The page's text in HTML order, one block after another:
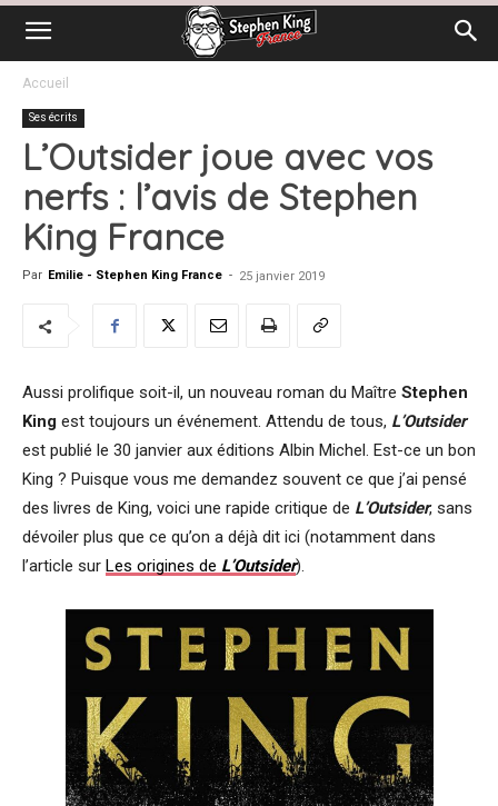
Accueil
Ses écrits
L’Outsider joue avec vos
nerfs : l’avis de Stephen
King France
Par Emilie - Stephen King France - 25 janvier 2019
Aussi prolifique soit-il, un nouveau roman du Maître Stephen
King est toujours un événement. Attendu de tous, L’Outsider
est publié le 30 janvier aux éditions Albin Michel. Est-ce un bon
King ? Puisque vous me demandez souvent ce que j’ai pensé
des livres de King, voici une rapide critique de L’Outsider, sans
dévoiler plus que ce qu’on a déjà dit ici (notamment dans
l’article sur Les origines de L’Outsider).